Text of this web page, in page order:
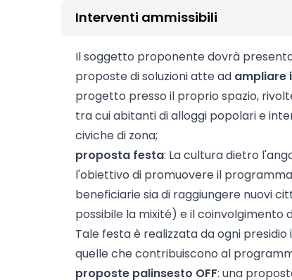
Interventi ammissibili
Il soggetto proponente dovrà
proposte di soluzioni atte ad ampliare
progetto presso il proprio spazio,
tra cui abitanti di alloggi popolari e
civiche di zona;
proposta festa: La cultura dietro
l'obiettivo di promuovere il
beneficiarie sia di raggiungere nuovi
possibile la mixité) e il coinvolgimento
Tale festa è realizzata da ogni
quelle che contribuiscono al
proposte palinsesto OFF: una